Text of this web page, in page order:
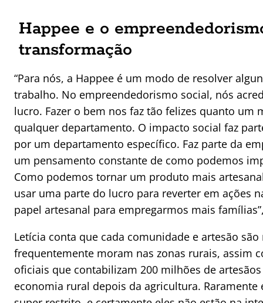
Happee e o
transformação
“Para nós, a Happee é um modo de resolver
trabalho. No empreendedorismo social, nós
lucro. Fazer o bem nos faz tão felizes quanto
qualquer departamento. O impacto social faz
por um departamento específico. Faz parte da
um pensamento constante de como podemos
Como podemos tornar um produto mais
usar uma parte do lucro para reverter em ações
papel artesanal para empregarmos mais
Letícia conta que cada comunidade e artesão
frequentemente moram nas zonas rurais, assim
oficiais que contabilizam 200 milhões de
economia rural depois da agricultura.